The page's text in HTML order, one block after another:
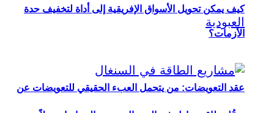
عقد التعويضات: من يتحمل العبء الحقيقي للتعويضات عن
كيف يمكن تحويل الأسواق الإفريقية إلى أداة لتخفيف حدة
الأزمات؟